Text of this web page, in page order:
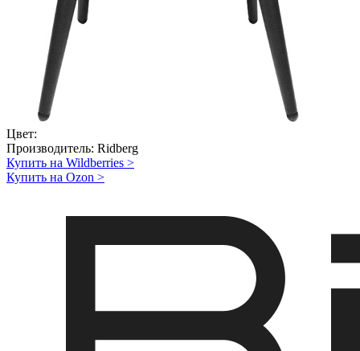
Цвет:
Производитель: Ridberg
Купить на Wildberries >
Купить на Ozon >